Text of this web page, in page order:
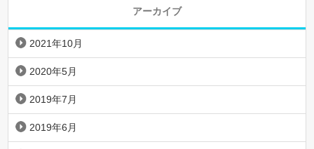
アーカイブ
2021年10月
2020年5月
2019年7月
2019年6月